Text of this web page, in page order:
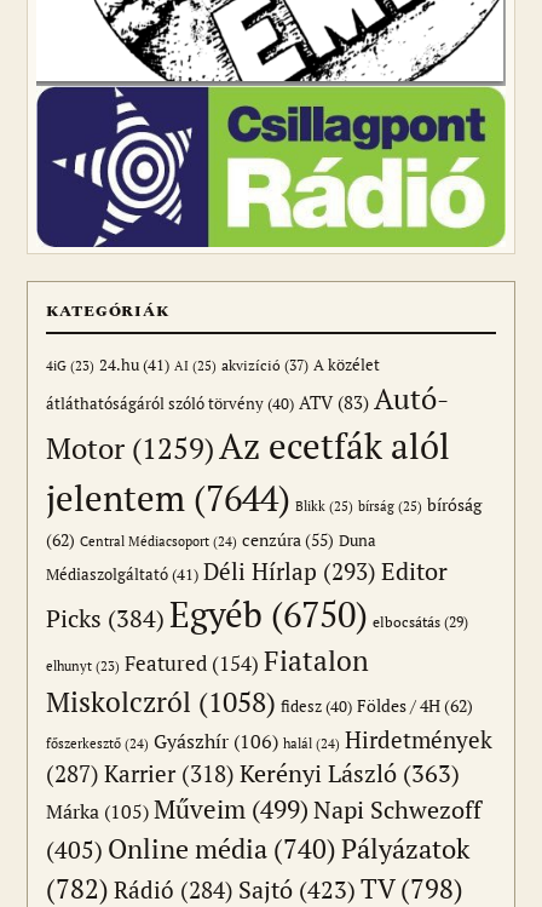
KATEGÓRIÁK
4iG (23) 24.hu(41) AI (25) akvizíció (37) A közélet
átláthatóságáról szóló törvény(40) ATV(83) Autó-
Motor (1259)Az ecetfák alól
jelentem (7644) Blikk (25) bírság (25) bíróság
(62) Central Médiacsoport (24) cenzúra (55) Duna
Médiaszolgáltató(41) Déli Hírlap (293) Editor
Picks (384)Egyéb (6750) elbocsátás (29)
elhunyt (23) Featured (154) Fiatalon
Miskolczról (1058) fidesz(40) Földes / 4H(62)
főszerkesztő (24) Gyászhír (106) halál (24) Hirdetmények
(287) Karrier(318) Kerényi László (363)
Márka (105) Műveim (499)Napi Schwezoff
(405) Online média (740)Pályázatok
(782) Rádió (284) Sajtó (423)TV(798)